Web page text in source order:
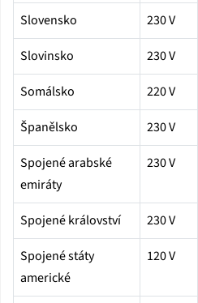
Slovensko
230 V
Slovinsko
230 V
Somálsko
220 V
Španělsko
230 V
Spojené arabské
emiráty
230 V
Spojené království 230 V
Spojené státy
americké
120 V